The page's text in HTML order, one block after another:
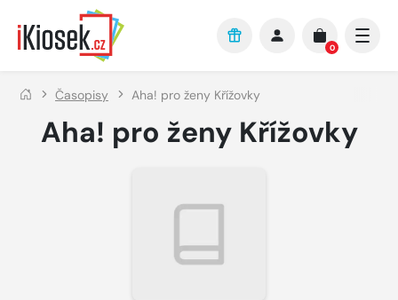
Přejít na hlavní obsah
0
Časopisy Aha! pro ženy Křížovky
Aha! pro ženy Křížovky